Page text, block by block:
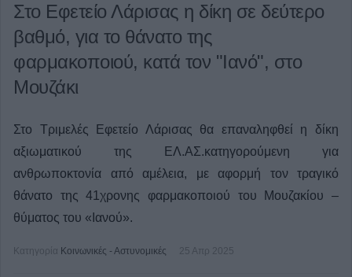
Στο Εφετείο Λάρισας η δίκη σε δεύτερο
βαθμό, για το θάνατο της
φαρμακοποιού, κατά τον "Ιανό", στο
Μουζάκι
Στο Τριμελές Εφετείο Λάρισας θα επαναληφθεί η δίκη
αξιωματικού της ΕΛ.ΑΣ.κατηγορούμενη για
ανθρωποκτονία από αμέλεια, με αφορμή τον τραγικό
θάνατο της 41χρονης φαρμακοποιού του Μουζακίου –
θύματος του «Ιανού».
Κατηγορία Κοινωνικές - Αστυνομικές 25 Απρ 2025